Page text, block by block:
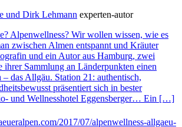
und Dirk Lehmann experten-autor
Alpenwellness? Wir wollen wissen, wie es
zwischen Almen entspannt und Kräuter
und ein Autor aus Hamburg, zwei
ihrer Sammlung an Länderpunkten einen
das Allgäu. Station 21: authentisch,
präsentiert sich in bester
und Wellnesshotel Eggensberger… Ein […]
2017/07/alpenwellness-allgaeu-